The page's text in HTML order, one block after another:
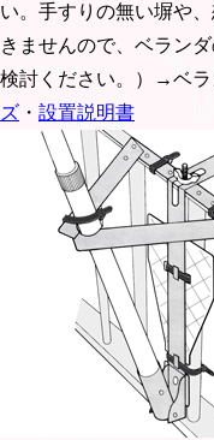
い。手すりの無い塀や
きませんので、ベラン
検討ください。）→ベ
ズ ・ 設置説明書